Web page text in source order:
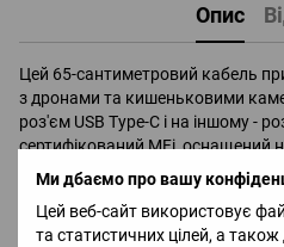
Ми дбаємо про вашу
Цей веб-сайт використовує
та статистичних цілей, а також
Опис
Цей 65-сантиметровий кабель
з дронами та кишеньковими
роз'єм USB Type-C і на іншому -
сертифікований MFi, оснащений
оболонкою з ПВХ. Також
сердечник і алюмінієва сітка із